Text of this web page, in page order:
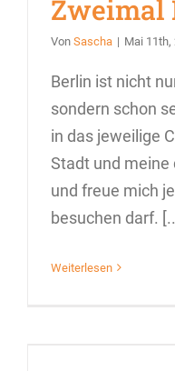
Zweimal
Von Sascha | Mai 11th,
Berlin ist nicht
sondern schon
in das jeweilige
Stadt und meine
und freue mich
besuchen darf.
Weiterlesen